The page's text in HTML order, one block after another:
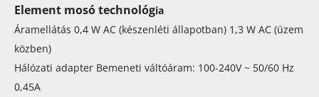
Element mosó technológia
Áramellátás 0,4 W AC (készenléti állapotban) 1,3 W AC (üzem
közben)
Hálózati adapter Bemeneti váltóáram: 100-240V ~ 50/60 Hz
0,45A